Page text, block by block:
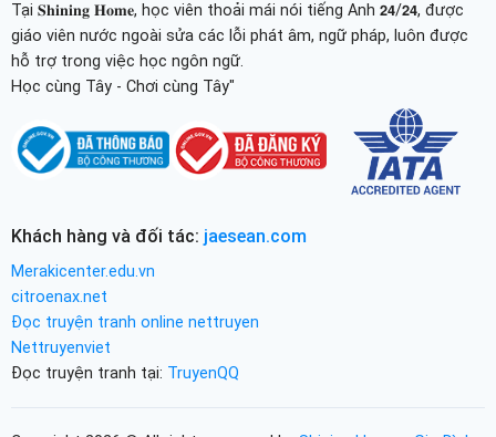
Tại 𝐒𝐡𝐢𝐧𝐢𝐧𝐠 𝐇𝐨𝐦𝐞, học viên thoải mái nói tiếng Anh 𝟮𝟰/𝟮𝟰, được
giáo viên nước ngoài sửa các lỗi phát âm, ngữ pháp, luôn được
hỗ trợ trong việc học ngôn ngữ.
Học cùng Tây - Chơi cùng Tây"
Khách hàng và đối tác: jaesean.com
Merakicenter.edu.vn
citroenax.net
Đọc truyện tranh online nettruyen
Nettruyenviet
Đọc truyện tranh tại: TruyenQQ